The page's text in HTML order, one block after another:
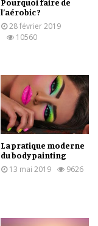
l’aérobic ?
28 février 2019
10560
La pratique moderne
du body painting
13 mai 2019
9626